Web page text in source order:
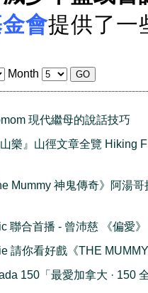
會提供了一
Month
現代繼母的說話技巧
山樂』山徑文章全覽 Hiking
Mummy 神鬼傳奇》阿湯
聯合首播 - 曾沛慈 《偏愛》
請你看好戲《THE
150「最愛加拿大 · 150